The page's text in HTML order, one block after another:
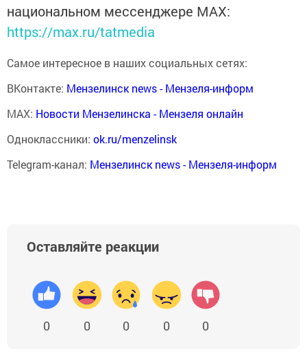
национальном мессенджере MАХ:
https://max.ru/tatmedia
Самое интересное в наших социальных сетях:
ВКонтакте: Мензелинск news - Мензеля-информ
MAX: Новости Мензелинска - Мензеля онлайн
Одноклассники: ok.ru/menzelinsk
Telegram-канал: Мензелинск news - Мензеля-информ
Оставляйте реакции
0 0 0 0 0